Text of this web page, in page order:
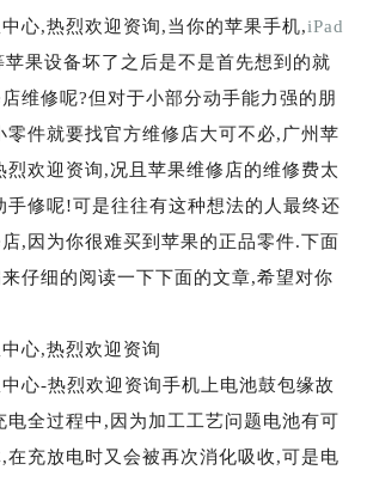
心,热烈欢迎资询,当你的苹果手机,iPad
果设备坏了之后是不是首先想到的就
维修呢?但对于小部分动手能力强的朋
零件就要找官方维修店大可不必,广州苹
烈欢迎资询,况且苹果维修店的维修费太
手修呢!可是往往有这种想法的人最终还
,因为你很难买到苹果的正品零件.下面
仔细的阅读一下下面的文章,希望对你
心,热烈欢迎资询
心-热烈欢迎资询手机上电池鼓包缘故
电全过程中,因为加工工艺问题电池有可
在充放电时又会被再次消化吸收,可是电